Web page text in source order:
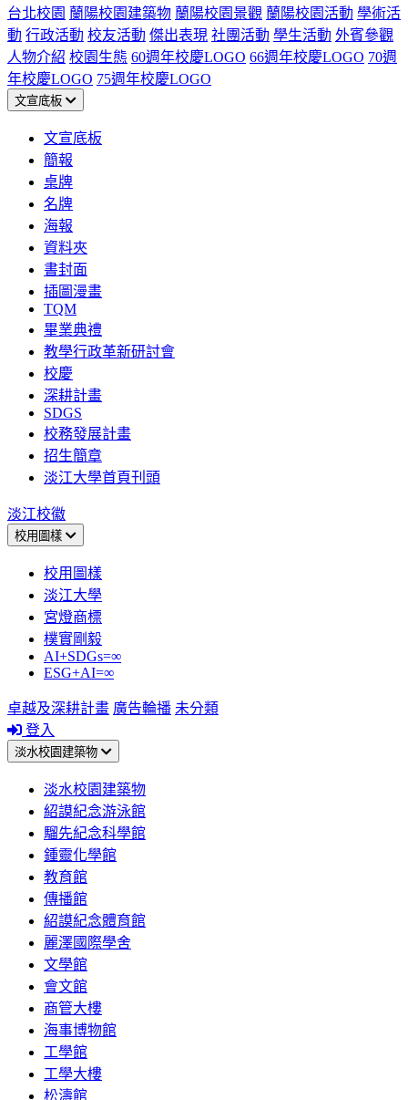
台北校園 蘭陽校園建築物 蘭陽校園景觀 蘭陽校園活動 學術活
動 行政活動 校友活動 傑出表現 社團活動 學生活動 外賓參觀
人物介紹 校園生態 60週年校慶LOGO 66週年校慶LOGO 70週
年校慶LOGO 75週年校慶LOGO
文宣底板
文宣底板
簡報
桌牌
名牌
海報
資料夾
書封面
插圖漫畫
TQM
畢業典禮
教學行政革新研討會
校慶
深耕計畫
SDGS
校務發展計畫
招生簡章
淡江大學首頁刊頭
淡江校徽
校用圖樣
校用圖樣
淡江大學
宮燈商標
樸實剛毅
AI+SDGs=∞
ESG+AI=∞
卓越及深耕計畫 廣告輪播 未分類
登入
淡水校園建築物
淡水校園建築物
紹謨紀念游泳館
騮先紀念科學館
鍾靈化學館
教育館
傳播館
紹謨紀念體育館
麗澤國際學舍
文學館
會文館
商管大樓
海事博物館
工學館
工學大樓
松濤館